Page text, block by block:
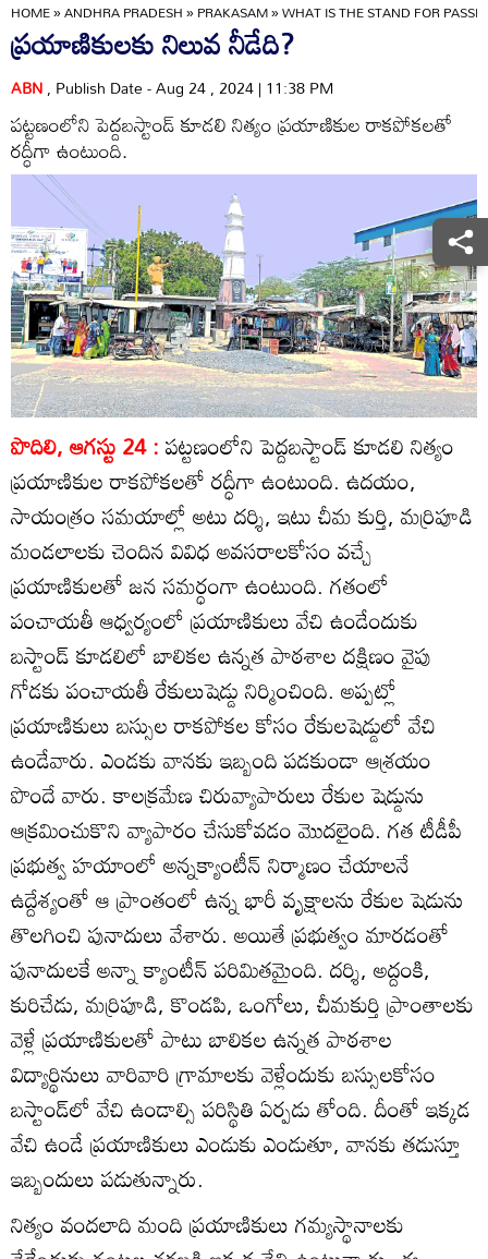
HOME»ANDHRA PRADESH»PRAKASAM»WHAT IS THE STAND FOR
ప్రయాణికులకు నిలువ నీడేది?
ABN, Publish Date - Aug 24 , 2024 | 11:38 PM
పట్టణంలోని పెద్దబస్టాండ్‌ కూడలి నిత్యం ప్రయాణికుల రాకపోకలతో
రద్ధీగా ఉంటుంది.
పొదిలి, ఆగస్టు 24 :పట్టణంలోని పెద్దబస్టాండ్‌ కూడలి నిత్యం
ప్రయాణికుల రాకపోకలతో రద్ధీగా ఉంటుంది. ఉదయం,
సాయంత్రం సమయాల్లో అటు దర్శి, ఇటు చీమ కుర్తి, మర్రిపూడి
మండలాలకు చెందిన వివిధ అవసరాలకోసం వచ్చే
ప్రయాణికులతో జన సమర్ధంగా ఉంటుంది. గతంలో
పంచాయతీ ఆధ్వర్యంలో ప్రయాణికులు వేచి ఉండేందుకు
బస్టాండ్‌ కూడలిలో బాలికల ఉన్నత పాఠశాల దక్షిణం వైపు
గోడకు పంచాయతీ రేకులుషెడ్డు నిర్మించింది. అప్పట్లో
ప్రయాణికులు బస్సుల రాకపోకల కోసం రేకులషెడ్డులో వేచి
ఉండేవారు. ఎండకు వానకు ఇబ్బంది పడకుండా ఆశ్రయం
పొందే వారు. కాలక్రమేణ చిరువ్యాపారులు రేకుల షెడ్డును
ఆక్రమించుకొని వ్యాపారం చేసుకోవడం మొదలైంది. గత టీడీపీ
ప్రభుత్వ హయాంలో అన్నక్యాంటీన్‌ నిర్మాణం చేయాలనే
ఉద్దేశ్యంతో ఆ ప్రాంతంలో ఉన్న భారీ వృక్షాలను రేకుల షెడును
తొలగించి పునాదులు వేశారు. అయితే ప్రభుత్వం మారడంతో
పునాదులకే అన్నా క్యాంటీన్‌ పరిమితమైంది. దర్శి, అద్దంకి,
కురిచేడు, మర్రిపూడి, కొండపి, ఒంగోలు, చీమకుర్తి ప్రాంతాలకు
వెళ్లే ప్రయాణికులతో పాటు బాలికల ఉన్నత పాఠశాల
విద్యార్థినులు వారివారి గ్రామాలకు వెళ్లేందుకు బస్సులకోసం
బస్టాండ్‌లో వేచి ఉండాల్సి పరిస్థితి ఏర్పడు తోంది. దీంతో ఇక్కడ
వేచి ఉండే ప్రయాణికులు ఎండుకు ఎండుతూ, వానకు తడుస్తూ
ఇబ్బందులు పడుతున్నారు.
నిత్యం వందలాది మంది ప్రయాణికులు గమ్యస్థానాలకు